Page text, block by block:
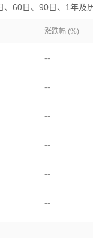
60日、90日、1年及
涨跌幅 (%)
--
--
--
--
--
--